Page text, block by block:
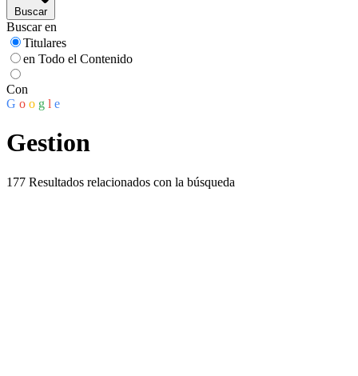
Buscar
Buscar en
Titulares
en Todo el Contenido
Con
G o o g l e
Gestion
177 Resultados relacionados con la búsqueda